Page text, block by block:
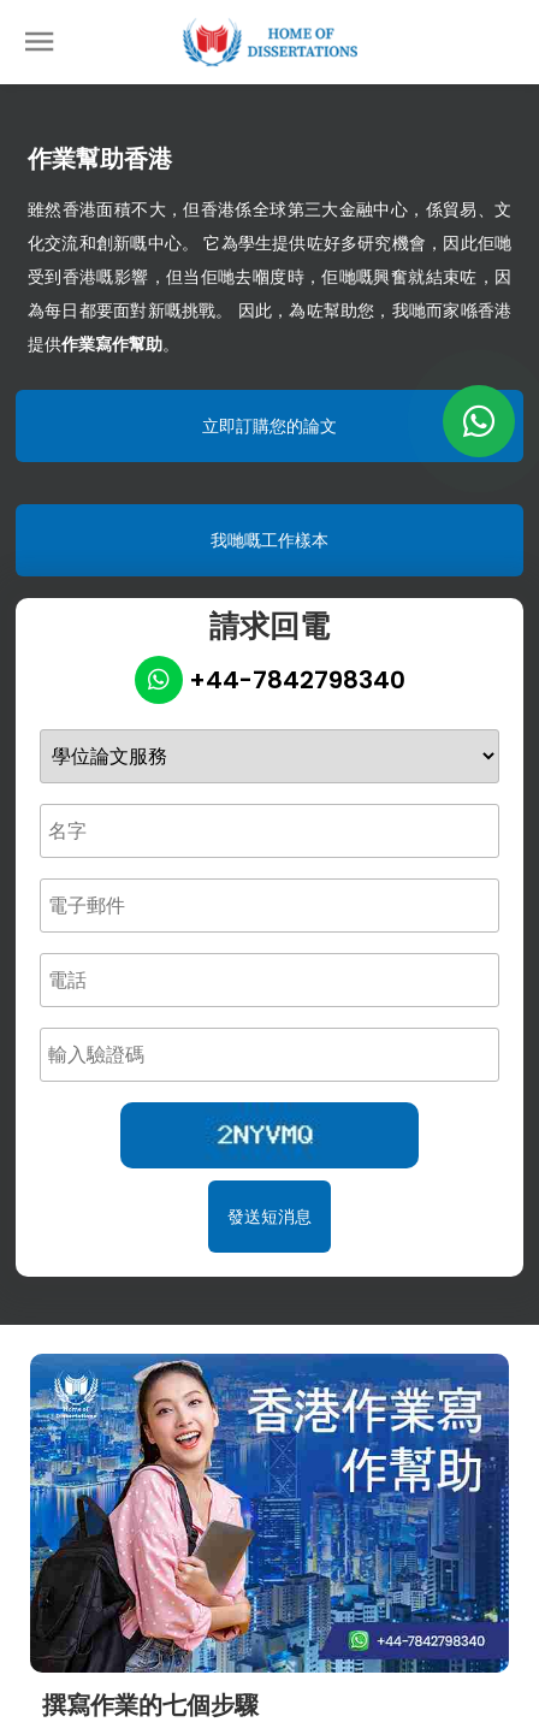
作業幫助香港
雖然香港面積不大，但香港係全球第三大金融中心，係貿易、文
化交流和創新嘅中心。 它為學生提供咗好多研究機會，因此佢哋
受到香港嘅影響，但当佢哋去嗰度時，佢哋嘅興奮就結束咗，因
為每日都要面對新嘅挑戰。 因此，為咗幫助您，我哋而家喺香港
提供作業寫作幫助。
立即訂購您的論文
我哋嘅工作樣本
請求回電
+44-7842798340
發送短消息
撰寫作業的七個步驟